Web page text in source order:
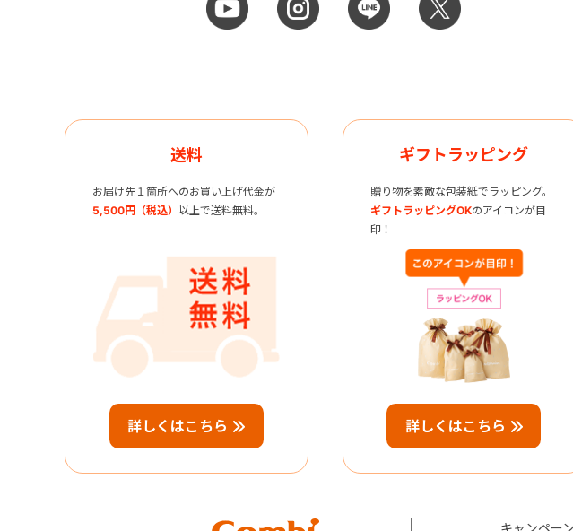
送料
お届け先１箇所へのお買い上げ代金が
5,500円（税込） 以上で送料無料。
詳しくはこちら
ギフトラッピング
贈り物を素敵な包装紙でラッピング。
ギフトラッピングOKのアイコンが目
印！
詳しくはこちら
Combi キャンペーン